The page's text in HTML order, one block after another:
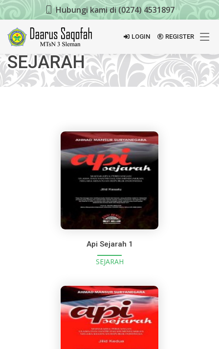
Hubungi kami di (0274) 4531897
LOGIN REGISTER
SEJARAH
Api Sejarah 1
SEJARAH